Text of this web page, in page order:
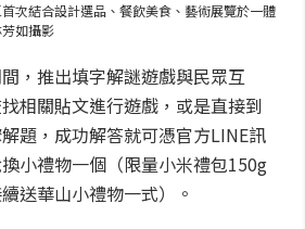
首次結合設計選品、餐飲美食、藝術展覽於一體
如攝影
間，推出填字解謎遊戲與民眾互
相關貼文進行遊戲，或是直接到
題，成功解答就可憑官方LINE訊
小禮物一個（限量小米禮包150g
送華山小禮物一式）。